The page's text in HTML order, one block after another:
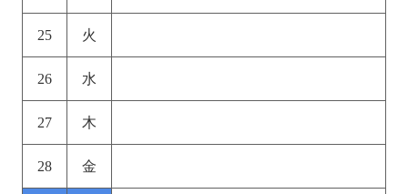
25 火
26 水
27 木
28 金